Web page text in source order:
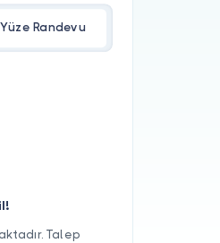
Randevu
Talep